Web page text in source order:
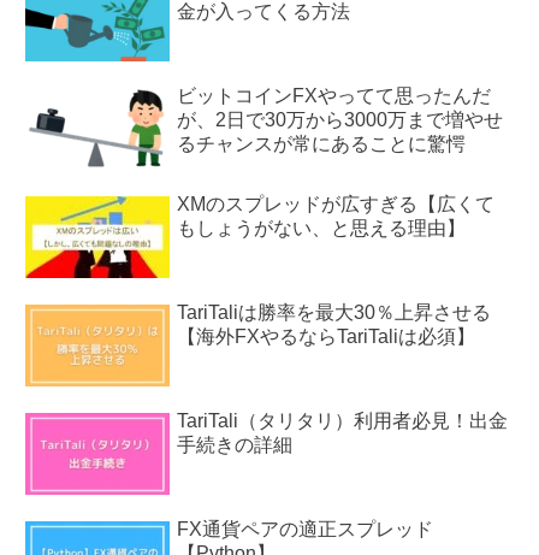
金が入ってくる方法
ビットコインFXやってて思ったんだ
が、2日で30万から3000万まで増やせ
るチャンスが常にあることに驚愕
XMのスプレッドが広すぎる【広くて
もしょうがない、と思える理由】
TariTaliは勝率を最大30％上昇させる
【海外FXやるならTariTaliは必須】
TariTali（タリタリ）利用者必見！出金
手続きの詳細
FX通貨ペアの適正スプレッド